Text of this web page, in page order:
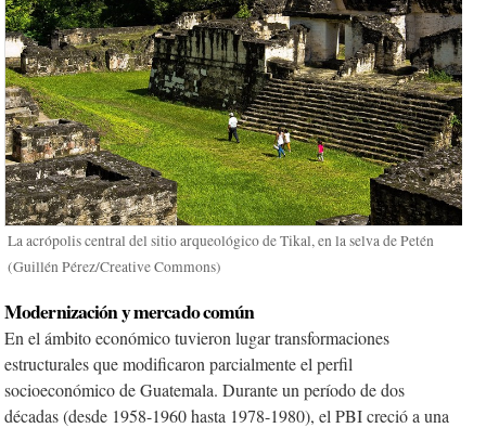
La acrópolis central del sitio arqueológico de Tikal, en la selva de Petén
(Guillén Pérez/Creative Commons)
Modernización y mercado común
En el ámbito económico tuvieron lugar transformaciones
estructurales que modificaron parcialmente el perfil
socioeconómico de Guatemala. Durante un período de dos
décadas (desde 1958-1960 hasta 1978-1980), el PBI creció a una